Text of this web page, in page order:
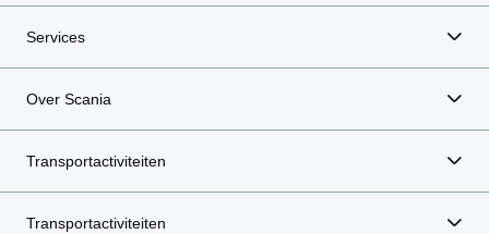
Services
Over Scania
Transportactiviteiten
Transportactiviteiten